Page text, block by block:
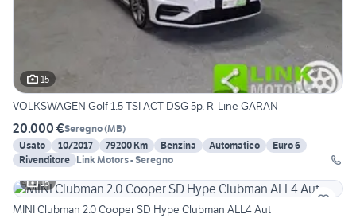
15
VOLKSWAGEN Golf 1.5 TSI ACT DSG 5p. R-Line GARAN
20.000 €Seregno(MB)
Usato
10/2017 79200 Km Benzina Automatico
Euro 6
Rivenditore Link Motors - Seregno
15
MINI Clubman 2.0 Cooper SD Hype Clubman ALL4 Aut